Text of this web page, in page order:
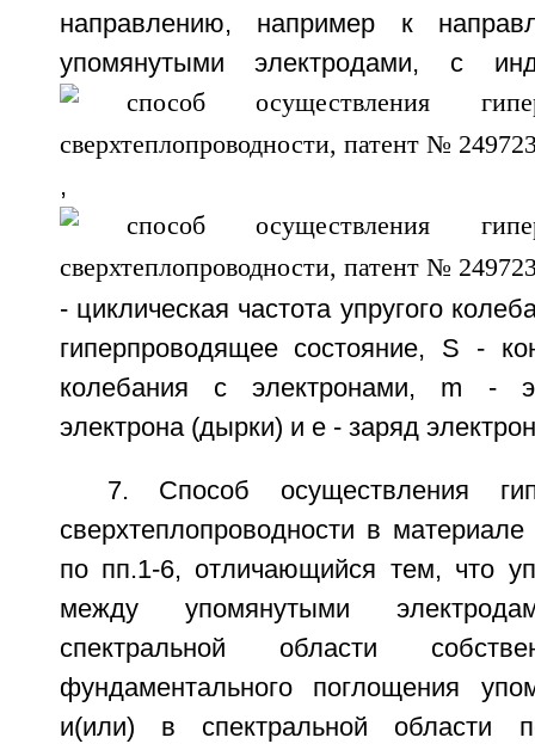
направлению, например к
упомянутыми электродами, с
,
- циклическая частота упругого
гиперпроводящее состояние, S -
колебания с электронами, m -
электрона (дырки) и е - заряд
7. Способ осуществления
сверхтеплопроводности в
по пп.1-6, отличающийся тем, что
между упомянутыми
спектральной области
фундаментального поглощения
и(или) в спектральной области